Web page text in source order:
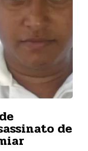
de